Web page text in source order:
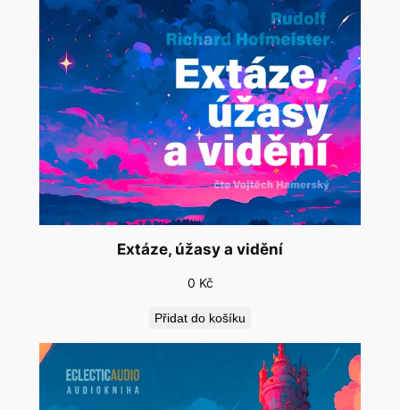
Extáze, úžasy a vidění
0 Kč
Přidat do košíku